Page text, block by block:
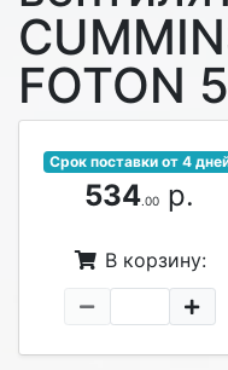
FOTON
Срок поставки от 4
534.00 р.
В корзину: